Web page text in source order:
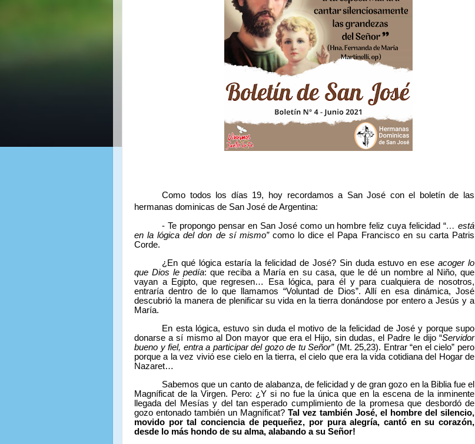
Como todos los días 19, hoy recordamos a San José con el boletín de las
hermanas dominicas de San José de Argentina:
- Te propongo pensar en San José como un hombre feliz cuya felicidad“… está
en la lógica del don de sí mismo” como lo dice el Papa Francisco en su carta Patris
Corde.
¿ En qué lógica estaría la felicidad de José? Sin duda estuvo en eseacoger lo
que Dios le pedía: que reciba a María en su casa, que le dé un nombre al Niño, que
vayan a Egipto, que regresen… Esa lógica, para él y para cualquiera de nosotros,
entraría dentro de lo que llamamos “Voluntad de Dios”. Allí en esa dinámica, José
descubrió la manera de plenificar su vida en la tierra donándose por entero a Jesús y a
María.
En esta lógica, estuvo sin duda el motivo de la felicidad de José y porque supo
donarse a sí mismo al Don mayor que era el Hijo, sin dudas, el Padre le dijo “Servidor
bueno y fiel, entra a participar del gozo de tu Señor”(Mt. 25,23). Entrar “en el cielo” pero
porque a la vez vivió ese cielo en la tierra, el cielo que era la vida cotidiana del Hogar de
Nazaret…
Sabemos que un canto de alabanza, de felicidad y de gran gozo en la Biblia fue el
Magníficat de la Virgen. Pero: ¿Y si no fue la única que en la escena de la inminente
llegada del Mesías y del tan esperado cumplimiento de la promesa que desbordó de
gozo entonado también un Magníficat? Tal vez también José, el hombre del silencio,
movido por tal conciencia de pequeñez, por pura alegría, cantó en su corazón,
desde lo más hondo de su alma, alabando a su Señor!